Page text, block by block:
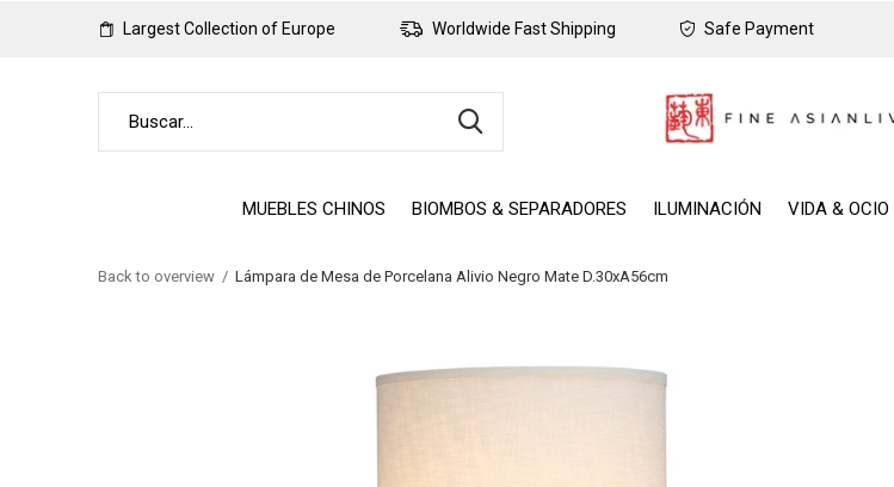
MUEBLES CHINOS BIOMBOS & SEPARADORES ILUMINACIÓN VIDA & OCIO
Largest Collection of Europe Worldwide Fast Shipping Safe Payment
Back to overview Lámpara de Mesa de Porcelana Alivio Negro Mate D.30xA56cm